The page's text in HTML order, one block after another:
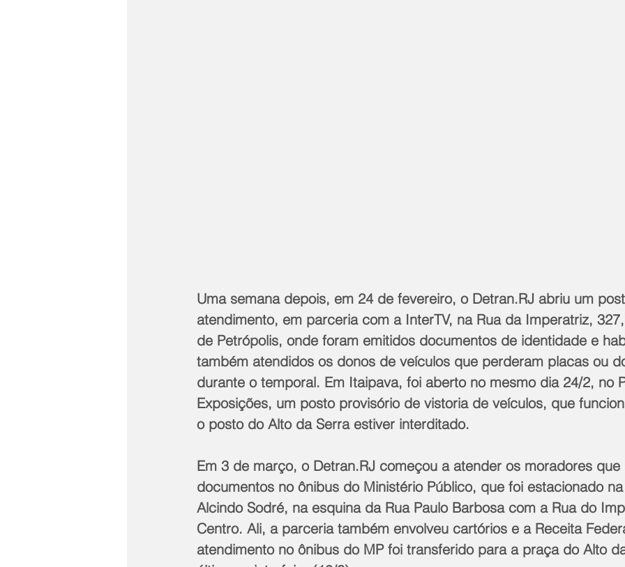
Uma semana depois, em 24 de fevereiro, o Detran.RJ abriu um
atendimento, em parceria com a InterTV, na Rua da Imperatriz,
de Petrópolis, onde foram emitidos documentos de identidade e
também atendidos os donos de veículos que perderam placas ou
durante o temporal. Em Itaipava, foi aberto no mesmo dia 24/2, no
Exposições, um posto provisório de vistoria de veículos, que
o posto do Alto da Serra estiver interditado.
Em 3 de março, o Detran.RJ começou a atender os moradores
documentos no ônibus do Ministério Público, que foi estacionado
Alcindo Sodré, na esquina da Rua Paulo Barbosa com a Rua do
Centro. Ali, a parceria também envolveu cartórios e a Receita
atendimento no ônibus do MP foi transferido para a praça do Alto